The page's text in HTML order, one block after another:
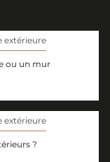
extérieure
ou un mur
extérieure
?